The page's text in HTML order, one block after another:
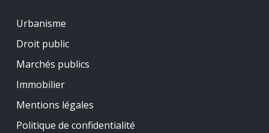
Urbanisme
Droit public
Marchés publics
Immobilier
Mentions légales
Politique de confidentialité